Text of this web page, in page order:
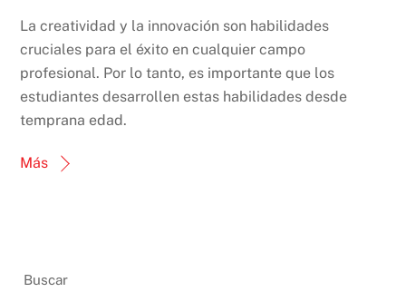
La creatividad y la innovación son habilidades
cruciales para el éxito en cualquier campo
profesional. Por lo tanto, es importante que los
estudiantes desarrollen estas habilidades desde
temprana edad.
Más
Buscar